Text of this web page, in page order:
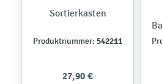
Sortierkasten
Produktnummer: 542211
27,90 €